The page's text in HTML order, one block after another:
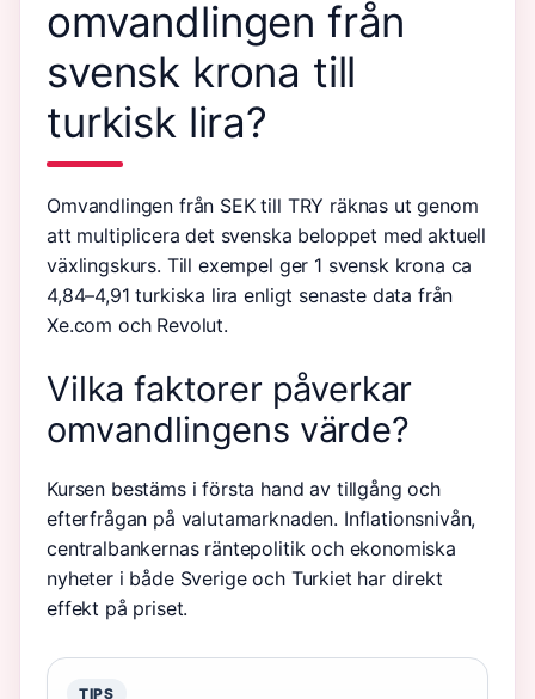
omvandlingen från
svensk krona till
turkisk lira?
Omvandlingen från SEK till TRY räknas ut genom
att multiplicera det svenska beloppet med aktuell
växlingskurs. Till exempel ger 1 svensk krona ca
4,84–4,91 turkiska lira enligt senaste data från
Xe.com och Revolut.
Vilka faktorer påverkar
omvandlingens värde?
Kursen bestäms i första hand av tillgång och
efterfrågan på valutamarknaden. Inflationsnivån,
centralbankernas räntepolitik och ekonomiska
nyheter i både Sverige och Turkiet har direkt
effekt på priset.
TIPS